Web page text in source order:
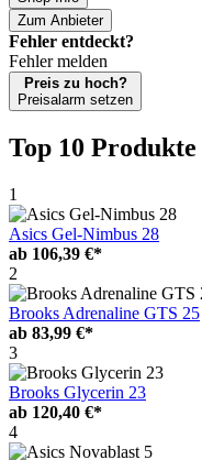
Zum Anbieter
Fehler entdeckt?
Fehler melden
Preis zu hoch?
Preisalarm setzen
Top 10 Produkte
1
Asics Gel-Nimbus 28
ab 106,39 €*
2
Brooks Adrenaline GTS 25
ab 83,99 €*
3
Brooks Glycerin 23
ab 120,40 €*
4